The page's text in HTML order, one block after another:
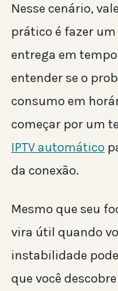
Nesse cenário,
prático é fazer
entrega em
entender se o
consumo em
começar por um
IPTV automático
da conexão.
Mesmo que seu
vira útil quando
instabilidade
que você